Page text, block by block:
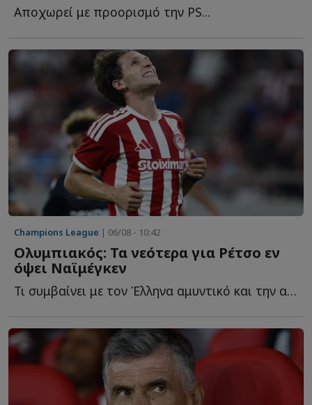
Αποχωρεί με προορισμό την PS...
Champions League | 06/08 - 10:42
Ολυμπιακός: Τα νεότερα για Ρέτσο εν
όψει Ναϊμέγκεν
Τι συμβαίνει με τον Έλληνα αμυντικό και την αναγκαστική α...